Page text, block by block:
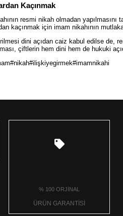
Kaçınmak
resmi nikah olmadan
kaçınmak için imam nikahının
dini açıdan caiz kabul edilse de,
çiftlerin hem dini hem de hukuki
% 100 ORJİNAL
ÜRÜN GARANTİSİ